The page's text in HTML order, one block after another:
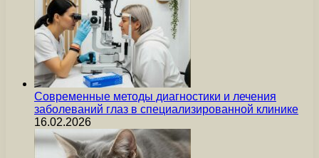
Современные методы диагностики и лечения
заболеваний глаз в специализированной клинике
16.02.2026